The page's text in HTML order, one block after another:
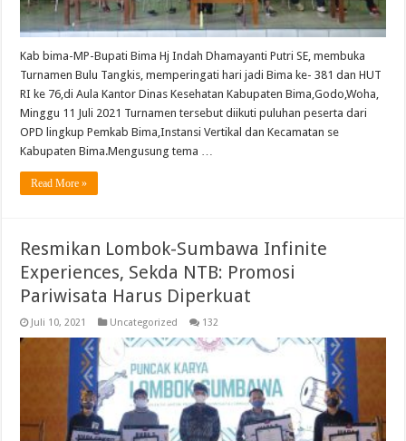
Kab bima-MP-Bupati Bima Hj Indah Dhamayanti Putri SE, membuka
Turnamen Bulu Tangkis, memperingati hari jadi Bima ke- 381 dan HUT
RI ke 76,di Aula Kantor Dinas Kesehatan Kabupaten Bima,Godo,Woha,
Minggu 11 Juli 2021 Turnamen tersebut diikuti puluhan peserta dari
OPD lingkup Pemkab Bima,Instansi Vertikal dan Kecamatan se
Kabupaten Bima.Mengusung tema …
Read More »
Resmikan Lombok-Sumbawa Infinite
Experiences, Sekda NTB: Promosi
Pariwisata Harus Diperkuat
Juli 10, 2021 Uncategorized 132